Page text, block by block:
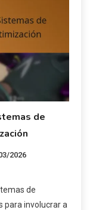
de
2026
de
para involucrar a